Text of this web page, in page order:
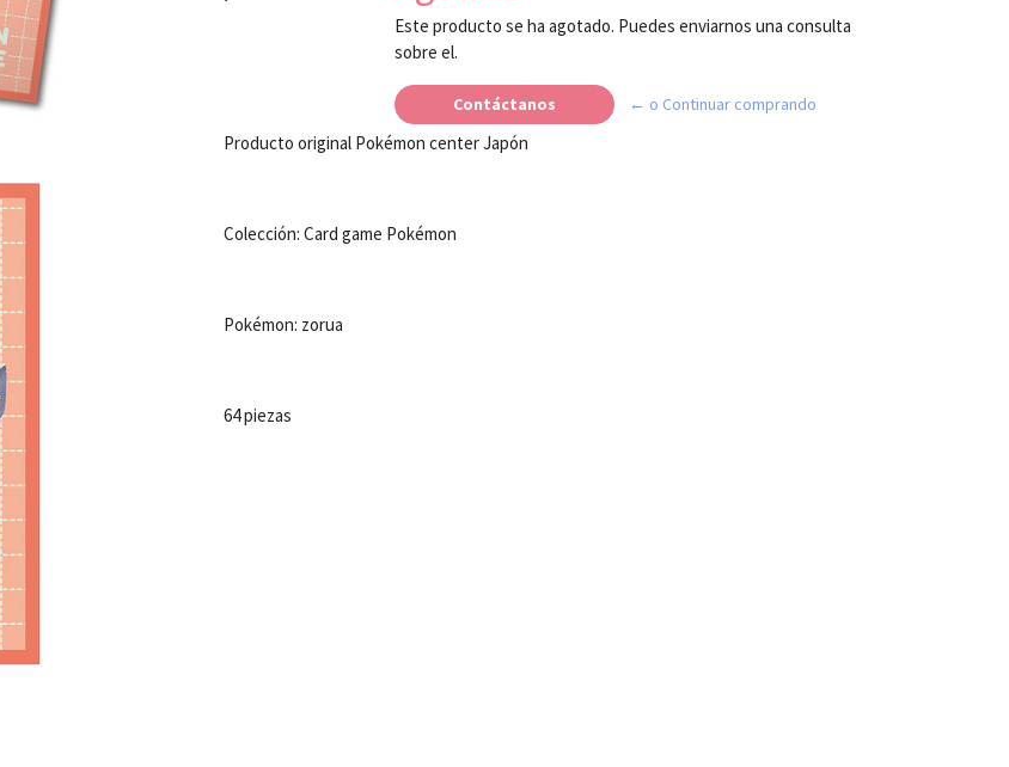
Este producto se ha agotado. Puedes enviarnos una consulta
sobre el.
Contáctanos ← o Continuar comprando
Producto original Pokémon center Japón
Colección: Card game Pokémon
Pokémon: zorua
64 piezas